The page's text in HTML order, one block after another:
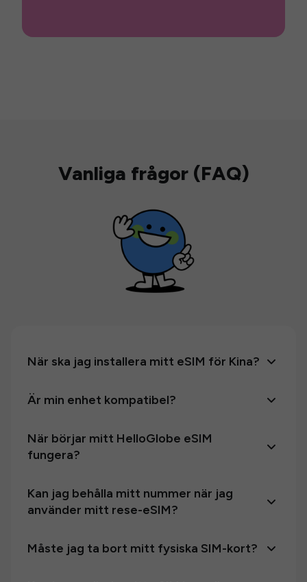
Vanliga frågor (FAQ)
När ska jag installera mitt eSIM för Kina?
Är min enhet kompatibel?
När börjar mitt HelloGlobe eSIM
fungera?
Kan jag behålla mitt nummer när jag
använder mitt rese-eSIM?
Måste jag ta bort mitt fysiska SIM-kort?